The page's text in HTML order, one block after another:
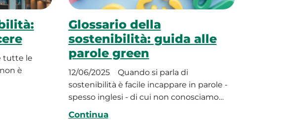
tutte le
è
Glossario della
sostenibilità: guida alle
parole green
12/06/2025
Quando si parla di
sostenibilità è facile incappare in parole -
spesso inglesi - di cui non conosciamo…
Continua